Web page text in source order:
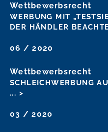
Wettbewerbsrecht
WERBUNG MIT
DER HÄNDLER
06 / 2020
Wettbewerbsrecht
SCHLEICHWERBUNG
... >
03 / 2020